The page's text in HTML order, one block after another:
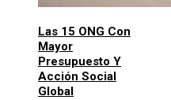
Las 15 ONG Con
Mayor
Presupuesto Y
Acción Social
Global